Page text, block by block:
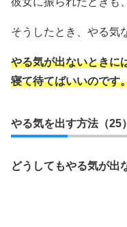
そうしたとき、やる気
やる気が出ないときに
寝て待てばいいのです
やる気を出す方法（25）
どうしてもやる気が出